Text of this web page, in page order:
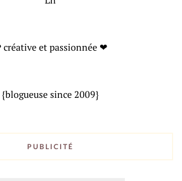
et passionnée ❤
{blogueuse since 2009}
PUBLICITÉ